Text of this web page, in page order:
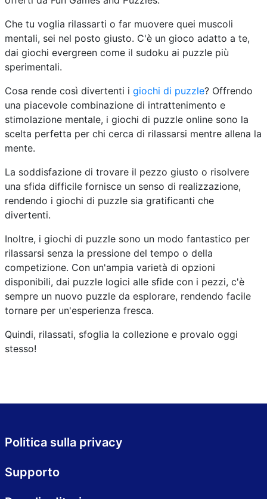
Che tu voglia rilassarti o far muovere quei muscoli
mentali, sei nel posto giusto. C'è un gioco adatto a te,
dai giochi evergreen come il sudoku ai puzzle più
sperimentali.
Cosa rende così divertenti i giochi di puzzle? Offrendo
una piacevole combinazione di intrattenimento e
stimolazione mentale, i giochi di puzzle online sono la
scelta perfetta per chi cerca di rilassarsi mentre allena la
mente.
La soddisfazione di trovare il pezzo giusto o risolvere
una sfida difficile fornisce un senso di realizzazione,
rendendo i giochi di puzzle sia gratificanti che
divertenti.
Inoltre, i giochi di puzzle sono un modo fantastico per
rilassarsi senza la pressione del tempo o della
competizione. Con un'ampia varietà di opzioni
disponibili, dai puzzle logici alle sfide con i pezzi, c'è
sempre un nuovo puzzle da esplorare, rendendo facile
tornare per un'esperienza fresca.
Quindi, rilassati, sfoglia la collezione e provalo oggi
stesso!
Politica sulla privacy
Supporto